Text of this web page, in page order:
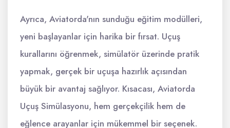
Ayrıca, Aviatorda'nın sunduğu eğitim modülleri,
yeni başlayanlar için harika bir fırsat. Uçuş
kurallarını öğrenmek, simülatör üzerinde pratik
yapmak, gerçek bir uçuşa hazırlık açısından
büyük bir avantaj sağlıyor. Kısacası, Aviatorda
Uçuş Simülasyonu, hem gerçekçilik hem de
eğlence arayanlar için mükemmel bir seçenek.